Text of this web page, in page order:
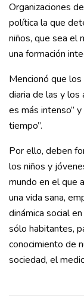
Organizaciones
política la que
niños, que sea el
una formación
Mencionó que
diaria de las y los
es más intenso”
tiempo”.
Por ello, deben
los niños y
mundo en el que
una vida sana,
dinámica social
sólo habitantes,
conocimiento de
sociedad, el